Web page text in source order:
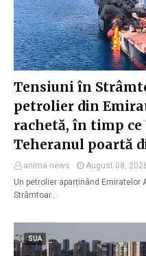
Tensiuni în
petrolier din
rachetă, în timp
Teheranul poartă
anima news
August 08,
Un petrolier aparținând Emiratelor
Strâmtoar…
SUA